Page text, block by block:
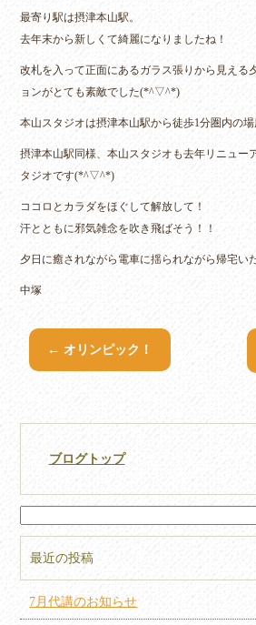
最寄り駅は摂津本山駅。
去年末から新しくて綺麗になりましたね！
改札を入って正面にあるガラス張りから見える
ョンがとても素敵でした(*^▽^*)
本山スタジオは摂津本山駅から徒歩1分圏内の
摂津本山駅同様、本山スタジオも去年リニュー
タジオです(*^▽^*)
ココロとカラダをほぐして解放して！
汗とともに邪気雑念を吹き飛ばそう！！
夕日に癒されながら電車に揺られながら帰宅い
中塚
← オリンピック！
ブログトップ
最近の投稿
7月代講のお知らせ